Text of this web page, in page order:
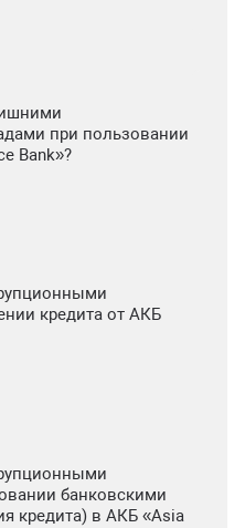
при пользовании
Bank»?
кредита от АКБ
банковскими
кредита) в АКБ «Asia